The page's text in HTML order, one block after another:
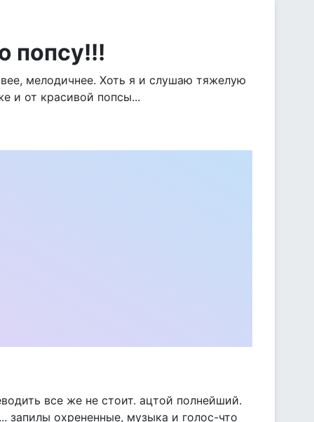
попсу!!!
мелодичнее. Хоть я и слушаю тяжелую
и от красивой попсы...
все же не стоит. ацтой полнейший.
запилы охрененные, музыка и голос-что